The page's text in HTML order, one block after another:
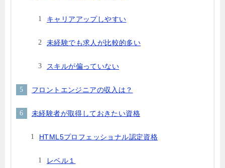
キャリアアップしやすい
未経験でも求人が比較的多い
スキルが偏っていない
フロントエンジニアの収入は？
未経験者が取得しておきたい資格
HTML5プロフェッショナル認定資格
レベル１